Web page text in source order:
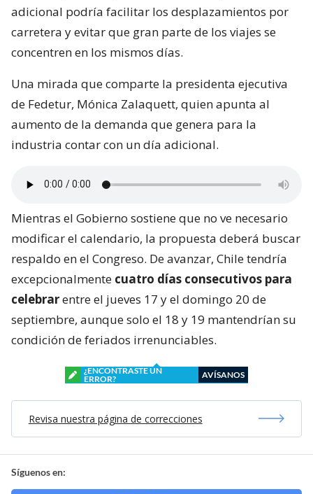
adicional podría facilitar los desplazamientos por
carretera y evitar que gran parte de los viajes se
concentren en los mismos días.
Una mirada que comparte la presidenta ejecutiva
de Fedetur, Mónica Zalaquett, quien apunta al
aumento de la demanda que genera para la
industria contar con un día adicional.
Mientras el Gobierno sostiene que no ve necesario
modificar el calendario, la propuesta deberá buscar
respaldo en el Congreso. De avanzar, Chile tendría
excepcionalmente cuatro días consecutivos para
celebrarentre el jueves 17 y el domingo 20 de
septiembre, aunque solo el 18 y 19 mantendrían su
condición de feriados irrenunciables.
¿ENCONTRASTE UN
ERROR?
AVÍSANOS
Revisa nuestra página de correcciones
Síguenos en: